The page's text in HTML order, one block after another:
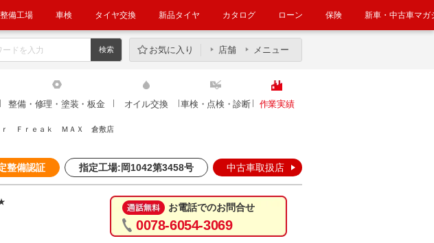
整備工場 車検 タイヤ交換 新品タイヤ カタログ ローン 保険 新車・中古車マガ
お気に入り 店舗 メニュー
整備・修理・塗装・板金 オイル交換 車検・点検・診断 作業実績
ｒ Ｆｒｅａｋ ＭＡＸ 倉敷店
整備認証 指定工場:岡1042第3458号 中古車取扱店
お電話でのお問合せ
0078-6054-3069